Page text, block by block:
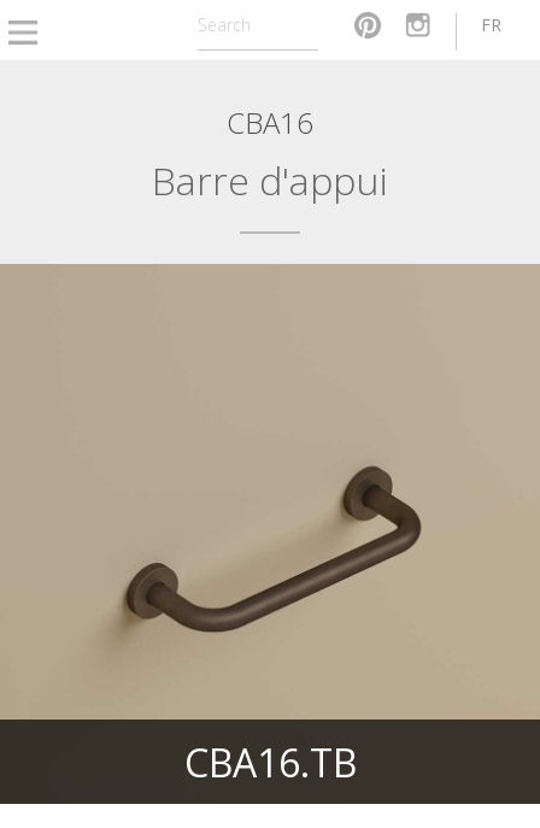
FR
CBA16
Barre d'appui
CBA16.TB